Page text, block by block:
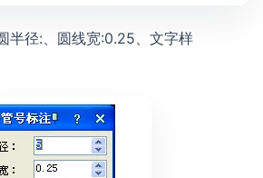
半径:、圆线宽:0.25、文字样